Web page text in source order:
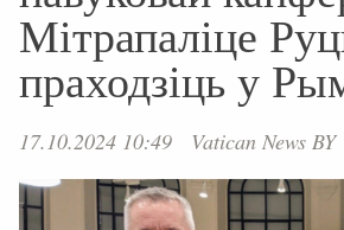
Мітрапаліце
праходзіць у
17.10.2024 10:49 Vatican News BY